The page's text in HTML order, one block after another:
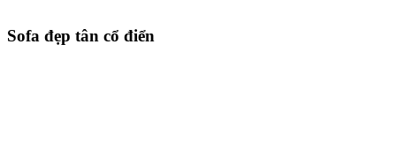
Sofa đẹp tân cổ điển